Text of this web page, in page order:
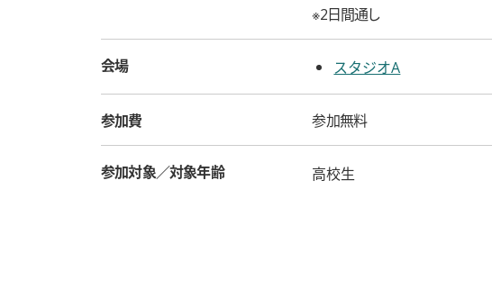
※2日間通し
会場 スタジオA
参加費 参加無料
参加対象／対象年齢 高校生